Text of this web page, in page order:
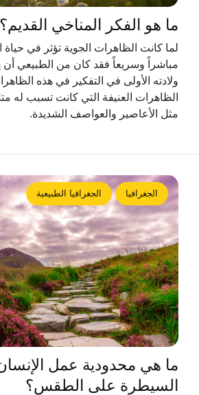
ما هو الفكر المناخي القديم؟
لما كانت الظاهرات الجوية تؤثر في حياة
مباشراً وسريعاً فقد كان من الطبيعي أن
ولادته الأولى في التفكير في هذه
الظاهرات العنيفة التي كانت تسبب له
مثل الأعاصير والعواصف الشديدة.
الجغرافيا الجغرافيا الطبيعية
ما هي محدودية عمل
السيطرة على الطقس؟